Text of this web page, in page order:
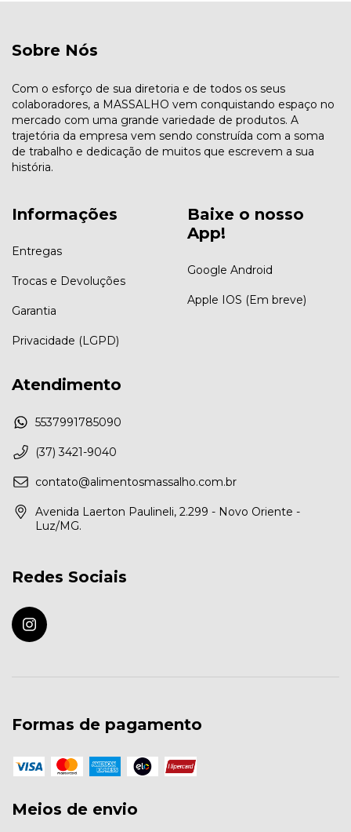
Sobre Nós
Com o esforço de sua diretoria e de todos os seus
colaboradores, a MASSALHO vem conquistando espaço no
mercado com uma grande variedade de produtos. A
trajetória da empresa vem sendo construída com a soma
de trabalho e dedicação de muitos que escrevem a sua
história.
Informações
Entregas
Trocas e Devoluções
Garantia
Privacidade (LGPD)
Baixe o nosso
App!
Google Android
Apple IOS (Em breve)
Atendimento
5537991785090
(37) 3421-9040
contato@alimentosmassalho.com.br
Avenida Laerton Paulineli, 2.299 - Novo Oriente -
Luz/MG.
Redes Sociais
Formas de pagamento
Meios de envio